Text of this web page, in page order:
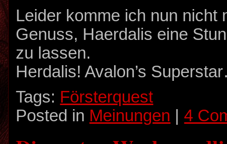
Leider komme ich nun nicht
Genuss, Haerdalis eine
zu lassen.
Herdalis! Avalon’s
Tags: Försterquest
Posted in Meinungen |4